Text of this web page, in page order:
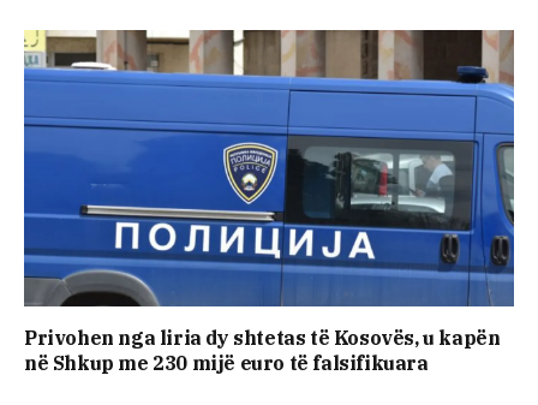
Privohen nga liria dy shtetas të Kosovës, u kapën
në Shkup me 230 mijë euro të falsifikuara